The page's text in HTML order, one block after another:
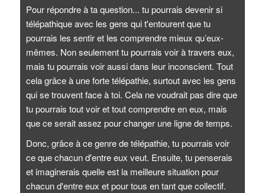
Pour répondre à ta question... tu pourrais devenir si
télépathique avec les gens qui t'entourent que tu
pourrais les sentir et les comprendre mieux qu’eux-
mêmes. Non seulement tu pourrais voir à travers eux,
mais tu pourrais voir aussi dans leur inconscient. Tout
cela grâce à une forte télépathie, surtout avec les gens
qui se trouvent face à toi. Cela ne voudrait pas dire que
tu pourrais tout voir et tout comprendre en eux, mais
que ce serait assez pour changer une ligne de temps.
Donc, grâce à ce genre de télépathie, tu pourrais voir
ce que chacun d'entre eux veut. Ensuite, tu penserais
et imaginerais quelle est la meilleure situation pour
chacun d'entre eux et pour tous en tant que collectif.